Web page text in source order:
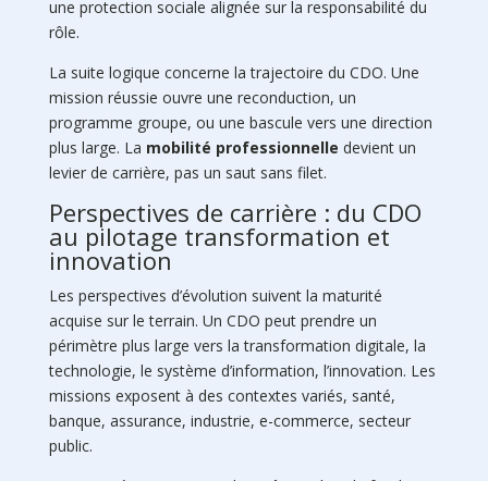
une protection sociale alignée sur la responsabilité du
rôle.
La suite logique concerne la trajectoire du CDO. Une
mission réussie ouvre une reconduction, un
programme groupe, ou une bascule vers une direction
plus large. La mobilité professionnelle devient un
levier de carrière, pas un saut sans filet.
Perspectives de carrière : du CDO
au pilotage transformation et
innovation
Les perspectives d’évolution suivent la maturité
acquise sur le terrain. Un CDO peut prendre un
périmètre plus large vers la transformation digitale, la
technologie, le système d’information, l’innovation. Les
missions exposent à des contextes variés, santé,
banque, assurance, industrie, e-commerce, secteur
public.